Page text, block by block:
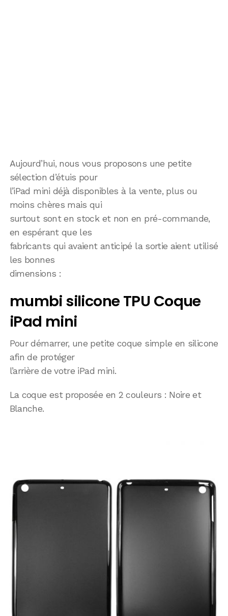
Aujourd’hui, nous vous proposons une petite
sélection d’étuis pour
l’iPad mini déjà disponibles à la vente, plus ou
moins chères mais qui
surtout sont en stock et non en pré-commande,
en espérant que les
fabricants qui avaient anticipé la sortie aient utilisé
les bonnes
dimensions :
mumbi silicone TPU Coque
iPad mini
Pour démarrer, une petite coque simple en silicone
afin de protéger
l’arrière de votre iPad mini.
La coque est proposée en 2 couleurs : Noire et
Blanche.